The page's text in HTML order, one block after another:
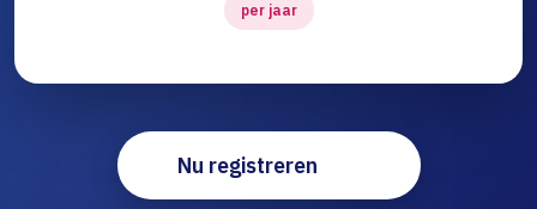
per jaar
Nu registreren